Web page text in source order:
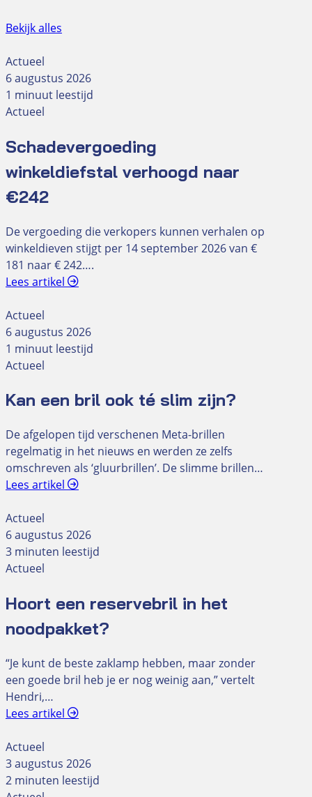
Bekijk alles
Actueel
6 augustus 2026
1 minuut leestijd
Actueel
Schadevergoeding
winkeldiefstal verhoogd naar
€242
De vergoeding die verkopers kunnen verhalen op
winkeldieven stijgt per 14 september 2026 van €
181 naar € 242….
Lees artikel
Actueel
6 augustus 2026
1 minuut leestijd
Actueel
Kan een bril ook té slim zijn?
De afgelopen tijd verschenen Meta-brillen
regelmatig in het nieuws en werden ze zelfs
omschreven als ‘gluurbrillen’. De slimme brillen…
Lees artikel
Actueel
6 augustus 2026
3 minuten leestijd
Actueel
Hoort een reservebril in het
noodpakket?
“Je kunt de beste zaklamp hebben, maar zonder
een goede bril heb je er nog weinig aan,” vertelt
Hendri,…
Lees artikel
Actueel
3 augustus 2026
2 minuten leestijd